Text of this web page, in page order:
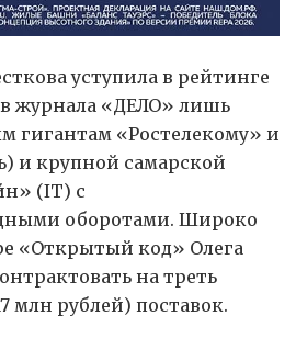
уступила в рейтинге
журнала «ДЕЛО» лишь
гигантам «Ростелекому» и
и крупной самарской
(IT) с
оборотами. Широко
«Открытый код» Олега
на треть
млн рублей) поставок.